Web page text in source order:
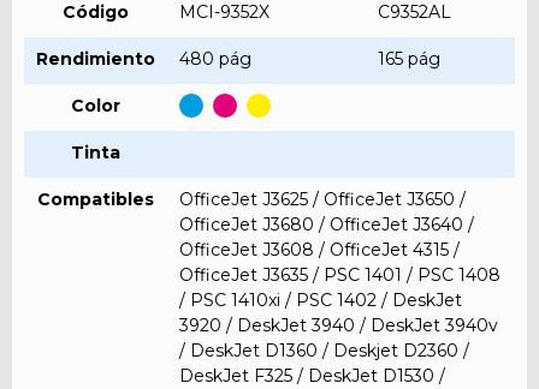
Código MCI-9352X C9352AL
Rendimiento 480 pág 165 pág
Color
Tinta
Compatibles
OfficeJet J3625 / OfficeJet J3650 /
OfficeJet J3680 / OfficeJet J3640 /
OfficeJet J3608 / OfficeJet 4315 /
OfficeJet J3635 / PSC 1401 / PSC 1408
/ PSC 1410xi / PSC 1402 / DeskJet
3920 / DeskJet 3940 / DeskJet 3940v
/ DeskJet D1360 / Deskjet D2360 /
DeskJet F325 / DeskJet D1530 /